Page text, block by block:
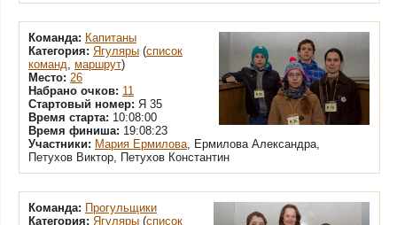
Команда: Капитаны
Категория: Ягуляры (список
команд, маршрут)
Место: 26
Набрано очков: 11
Стартовый номер: Я 35
Время старта: 10:08:00
Время финиша: 19:08:23
Участники: Мария Ермилова, Ермилова Александра,
Петухов Виктор, Петухов Константин
Команда: Прогульщики
Категория: Ягуляры (список